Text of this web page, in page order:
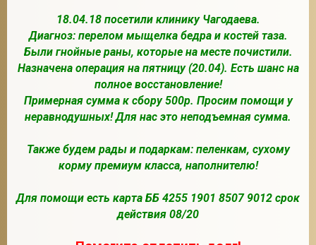
18.04.18 посетили клинику Чагодаева.
Диагноз: перелом мыщелка бедра и костей таза.
Были гнойные раны, которые на месте почистили.
Назначена операция на пятницу (20.04). Есть шанс на
полное восстановление!
Примерная сумма к сбору 500р. Просим помощи у
неравнодушных! Для нас это неподъемная сумма.
Также будем рады и подаркам: пеленкам, сухому
корму премиум класса, наполнителю!
Для помощи есть карта ББ 4255 1901 8507 9012 срок
действия 08/20